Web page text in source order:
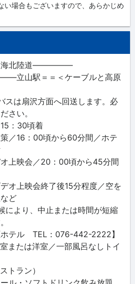
い場合もございますので、あらかじめ
北陸道―――――
立山駅＝＝＜ケーブルと高原
スは扇沢方面へ回送します。必
さい。
：30頃着
16：00頃から60分間／ホテ
映会／20：00頃から45分間
上映会終了後15分程度／空を
ど
より、中止または時間が短縮
テル TEL：076-442-2222】
たは洋室／一部風呂なしトイ
ラン）